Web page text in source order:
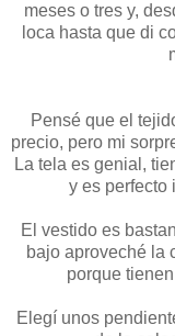
meses o tres y,
loca hasta que di
Pensé que el
precio, pero mi
La tela es genial,
y es perfecto
El vestido es
bajo aproveché la
porque
Elegí unos